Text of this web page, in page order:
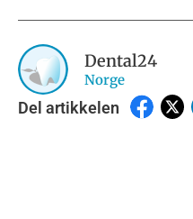
Dental24
Norge
Del artikkelen